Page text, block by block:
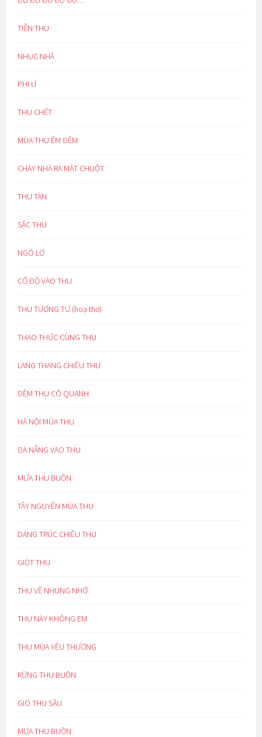
TIỄN THU
NHỤC NHÃ
PHI LÍ
THU CHẾT
MÙA THU ÊM ĐỀM
CHÁY NHÀ RA MẶT CHUỘT
THU TÀN
SẮC THU
NGÓ LƠ
CỔ ĐỘ VÀO THU
THU TƯƠNG TƯ (hoạ thơ)
THAO THỨC CÙNG THU
LANG THANG CHIỀU THU
ĐÊM THU CÔ QUẠNH
HÀ NỘI MÙA THU
ĐÀ NẴNG VÀO THU
MƯA THU BUỒN
TÂY NGUYÊN MÙA THU
DÁNG TRÚC CHIỀU THU
GIỌT THU
THU VỀ NHUNG NHỚ
THU NÀY KHÔNG EM
THU MÙA YÊU THƯƠNG
RỪNG THU BUỒN
GIÓ THU SẦU
MƯA THU BUỒN